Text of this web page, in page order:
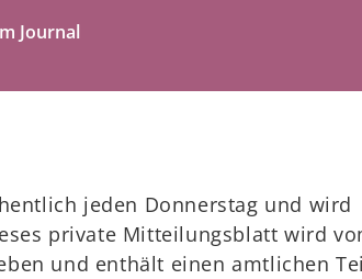
Journal
jeden Donnerstag und wird
private Mitteilungsblatt wird
und enthält einen amtlichen